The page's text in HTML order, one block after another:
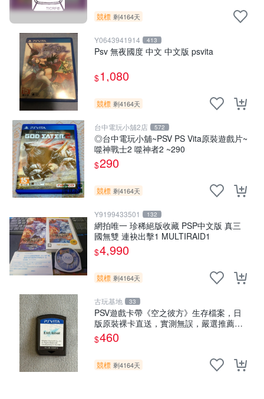
競標 剩4164天
Y0643941914 413
Psv 無夜國度 中文 中文版 psvita
$1,080
競標 剩4164天
台中電玩小舖2店 572
◎台中電玩小舖~PSV PS Vita原裝遊戲片~
噬神戰士2 噬神者2 ~290
$290
競標 剩4164天
Y9199433501 132
網拍唯一 珍稀絕版收藏 PSP中文版 真三
國無雙 連袂出擊1 MULTIRAID1
$4,990
競標 剩4164天
古玩基地 33
PSV遊戲卡帶《空之彼方》生存檔案，日
版原裝裸卡直送，實測無誤，嚴選推薦，
適合收藏。PSV遊戲卡帶 直營 正規 游戲
卡帶
$460
競標 剩4164天